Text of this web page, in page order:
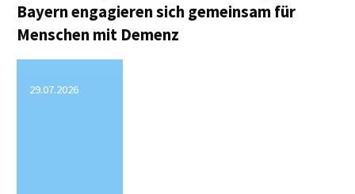
Demenz"
Bayern engagieren sich gemeinsam für
Menschen mit Demenz
29.07.2026